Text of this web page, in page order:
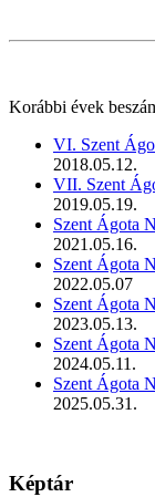
Korábbi évek
VI. Szent
2018.05.12.
VII. Szent
2019.05.19.
Szent Ágota
2021.05.16.
Szent Ágota
2022.05.07
Szent Ágota
2023.05.13.
Szent Ágota
2024.05.11.
Szent Ágota
2025.05.31.
Képtár